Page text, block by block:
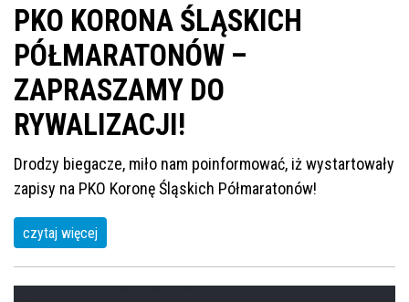
PKO KORONA ŚLĄSKICH
PÓŁMARATONÓW –
ZAPRASZAMY DO
RYWALIZACJI!
Drodzy biegacze, miło nam poinformować, iż wystartowały
zapisy na PKO Koronę Śląskich Półmaratonów!
czytaj więcej